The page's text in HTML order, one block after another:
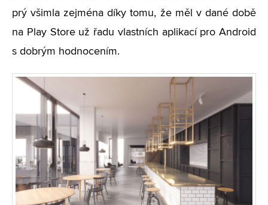
prý všimla zejména díky tomu, že měl v dané době
na Play Store už řadu vlastních aplikací pro Android
s dobrým hodnocením.